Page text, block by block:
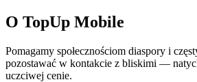
O TopUp Mobile
Pomagamy społecznościom diaspory i
pozostawać w kontakcie z bliskimi —
uczciwej cenie.